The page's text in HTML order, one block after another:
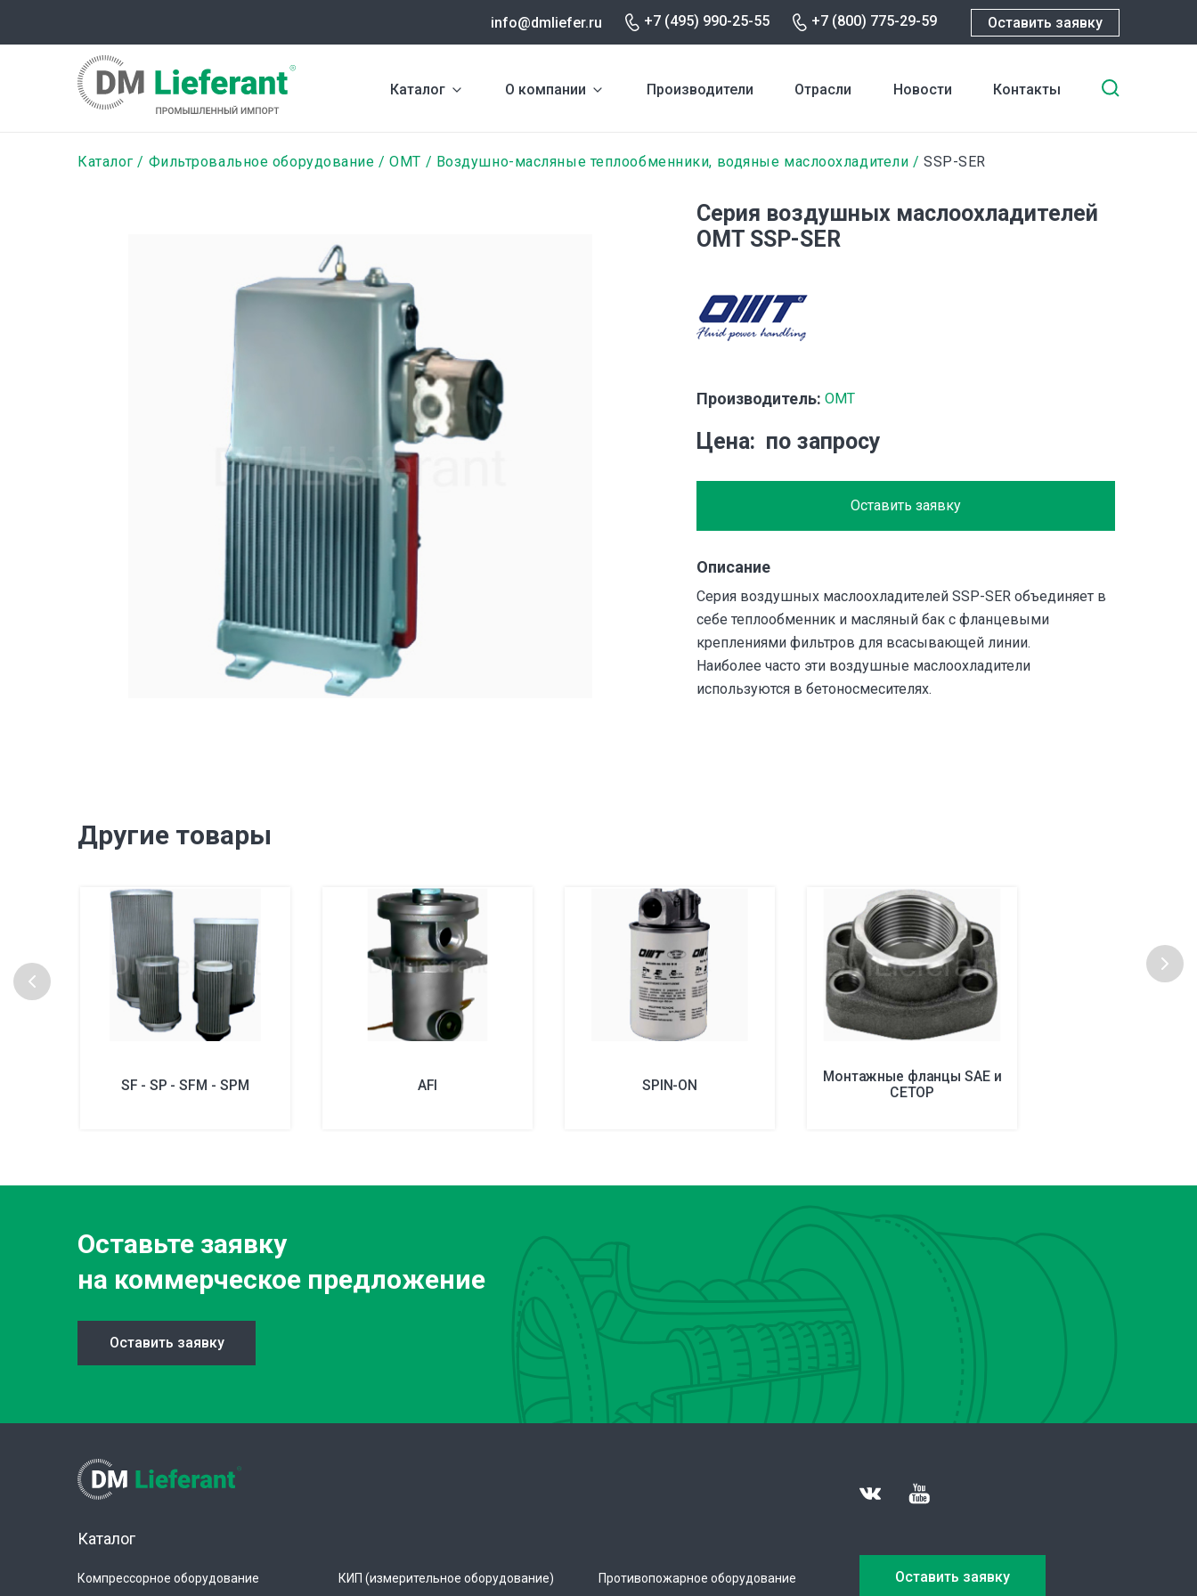
содержанию
info@dmliefer.ru +7 (495) 990-25-55 +7 (800) 775-29-59 Оставить заявку
Каталог О компании Производители Отрасли Новости Контакты
Строка
Каталог Фильтровальное оборудование OMT Воздушно-масляные теплообменники, водяные маслоохладители SSP-SER
Серия воздушных маслоохладителей
OMT SSP-SER
Производитель: OMT
Цена по запросу
Оставить заявку
Описание
Серия воздушных маслоохладителей SSP-SER объединяет в
себе теплообменник и масляный бак с фланцевыми
креплениями фильтров для всасывающей линии.
Наиболее часто эти воздушные маслоохладители
используются в бетоносмесителях.
Другие товары
SF - SP - SFM - SPM AFI SPIN-ON Монтажные фланцы SAE и
CETOP
Оставьте заявку
на коммерческое предложение
Оставить заявку
Каталог
Компрессорное оборудование
КИП (измерительное оборудование)
Противопожарное оборудование
Оставить заявку